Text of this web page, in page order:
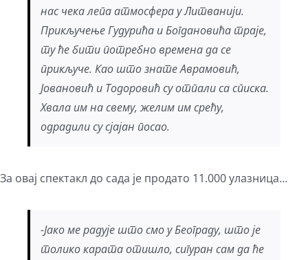
нас чека лепа атмосфера у Литванији.
Прикључење Гудурића и Богдановића траје,
ту ће бити потребно времена да се
прикључе. Као што знате Аврамовић,
Јовановић и Тодоровић су отпали са списка.
Хвала им на свему, желим им срећу,
одрадили су сјајан посао.
За овај спектакл до сада је продато 11.000 улазница…
-Јако ме радује што смо у Београду, што је
толико карата отишло, сигуран сам да ће